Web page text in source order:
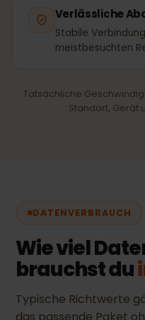
Verlässliche
Stabile
meistbesuchten
Tatsächliche
Standort, Gerät
DATENVERBRAUCH
Wie viel
brauchst du
Typische Richtwerte